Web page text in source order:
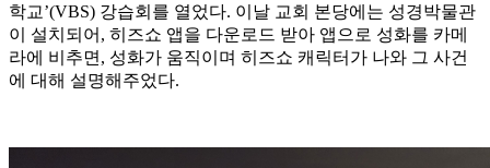
학교’(VBS) 강습회를 열었다. 이날 교회 본당에는 성경박물관
이 설치되어, 히즈쇼 앱을 다운로드 받아 앱으로 성화를 카메
라에 비추면, 성화가 움직이며 히즈쇼 캐릭터가 나와 그 사건
에 대해 설명해주었다.